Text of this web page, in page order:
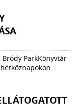
ParkKönyvtár